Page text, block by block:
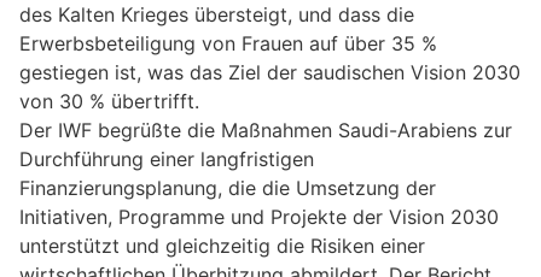
des Kalten Krieges übersteigt, und dass die
Erwerbsbeteiligung von Frauen auf über 35 %
gestiegen ist, was das Ziel der saudischen Vision 2030
von 30 % übertrifft.
Der IWF begrüßte die Maßnahmen Saudi-Arabiens zur
Durchführung einer langfristigen
Finanzierungsplanung, die die Umsetzung der
Initiativen, Programme und Projekte der Vision 2030
unterstützt und gleichzeitig die Risiken einer